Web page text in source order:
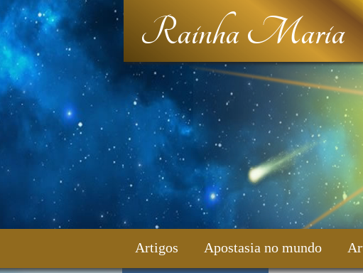
Rainha Maria
Artigos Apostasia no mundo